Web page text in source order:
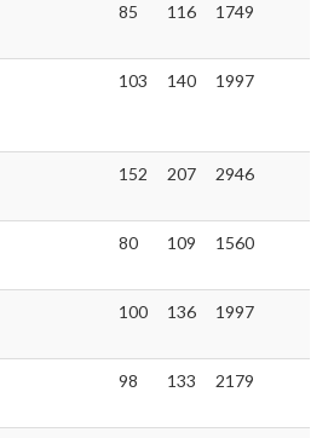
85 116 1749
103 140 1997
152 207 2946
80 109 1560
100 136 1997
98 133 2179